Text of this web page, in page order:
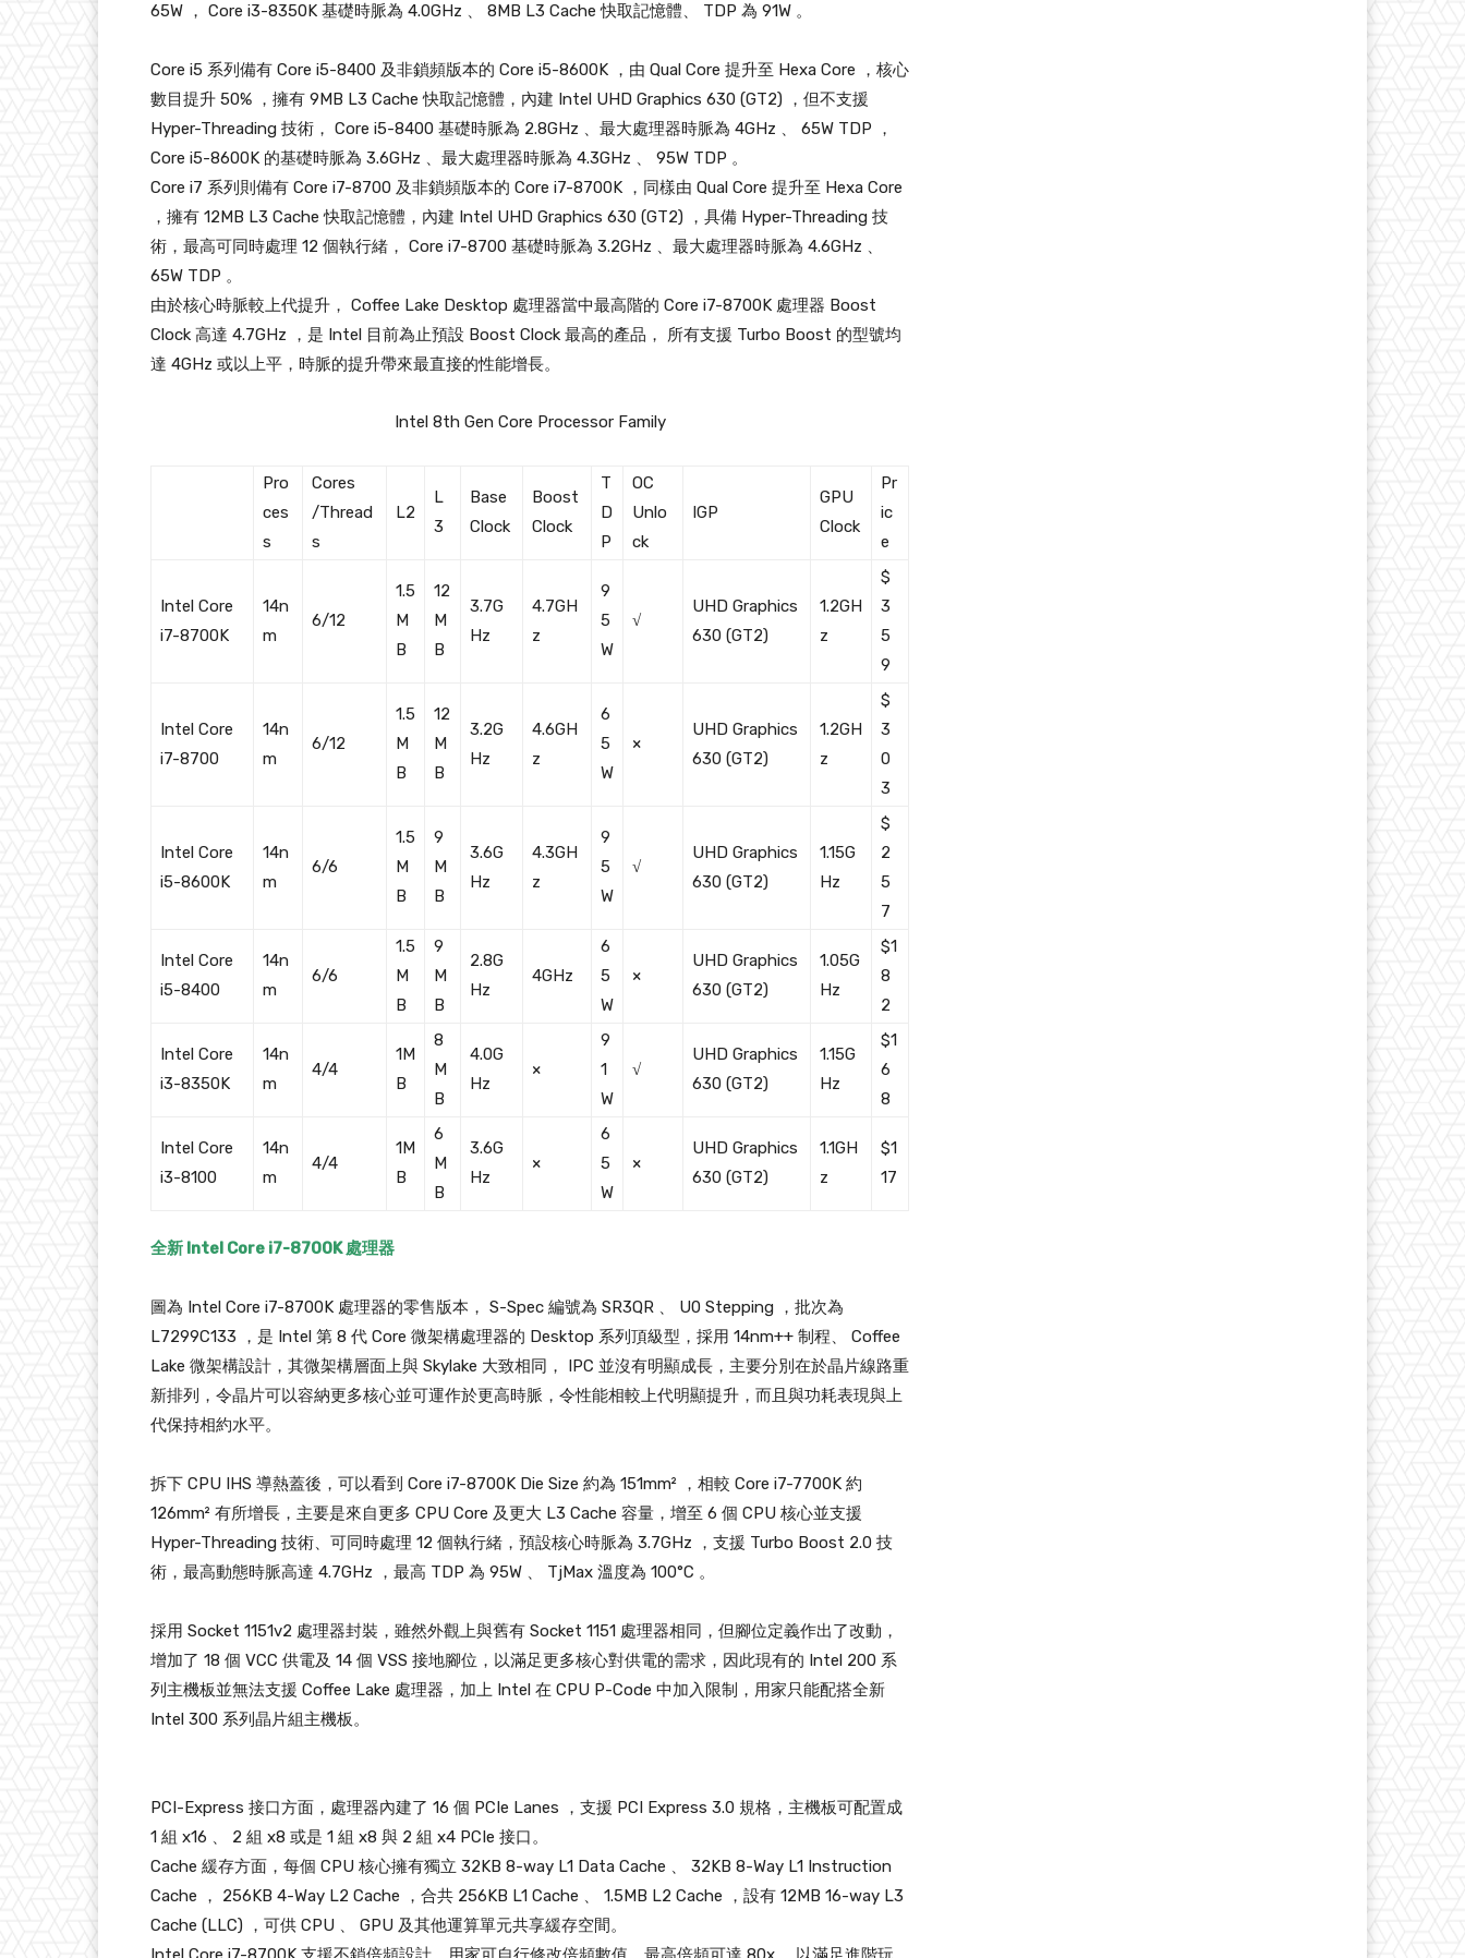
65W ， Core i3-8350K 基礎時脈為 4.0GHz 、 8MB L3 Cache 快取記憶體、 TDP 為 91W 。
Core i5 系列備有 Core i5-8400 及非鎖頻版本的 Core i5-8600K ，由 Qual Core 提升至 Hexa Core ，核心
數目提升 50% ，擁有 9MB L3 Cache 快取記憶體，內建 Intel UHD Graphics 630 (GT2) ，但不支援
Hyper-Threading 技術， Core i5-8400 基礎時脈為 2.8GHz 、最大處理器時脈為 4GHz 、 65W TDP ，
Core i5-8600K 的基礎時脈為 3.6GHz 、最大處理器時脈為 4.3GHz 、 95W TDP 。
Core i7 系列則備有 Core i7-8700 及非鎖頻版本的 Core i7-8700K ，同樣由 Qual Core 提升至 Hexa Core
，擁有 12MB L3 Cache 快取記憶體，內建 Intel UHD Graphics 630 (GT2) ，具備 Hyper-Threading 技
術，最高可同時處理 12 個執行緒， Core i7-8700 基礎時脈為 3.2GHz 、最大處理器時脈為 4.6GHz 、
65W TDP 。
由於核心時脈較上代提升， Coffee Lake Desktop 處理器當中最高階的 Core i7-8700K 處理器 Boost
Clock 高達 4.7GHz ，是 Intel 目前為止預設 Boost Clock 最高的產品， 所有支援 Turbo Boost 的型號均
達 4GHz 或以上平，時脈的提升帶來最直接的性能增長。
Intel 8th Gen Core Processor Family
Pro
ces
s
Cores
/Thread
s
L2
L
3
Base
Clock
Boost
Clock
T
D
P
OC
Unlo
ck
IGP
GPU
Clock
Pr
ic
e
Intel Core
i7-8700K
14n
m
6/12
1.5
M
B
12
M
B
3.7G
Hz
4.7GH
z
9
5
W
√
UHD Graphics
630 (GT2)
1.2GH
z
$
3
5
9
Intel Core
i7-8700
14n
m
6/12
1.5
M
B
12
M
B
3.2G
Hz
4.6GH
z
6
5
W
×
UHD Graphics
630 (GT2)
1.2GH
z
$
3
0
3
Intel Core
i5-8600K
14n
m
6/6
1.5
M
B
9
M
B
3.6G
Hz
4.3GH
z
9
5
W
√
UHD Graphics
630 (GT2)
1.15G
Hz
$
2
5
7
Intel Core
i5-8400
14n
m
6/6
1.5
M
B
9
M
B
2.8G
Hz
4GHz
6
5
W
×
UHD Graphics
630 (GT2)
1.05G
Hz
$1
8
2
Intel Core
i3-8350K
14n
m
4/4
1M
B
8
M
B
4.0G
Hz
×
9
1
W
√
UHD Graphics
630 (GT2)
1.15G
Hz
$1
6
8
Intel Core
i3-8100
14n
m
4/4
1M
B
6
M
B
3.6G
Hz
×
6
5
W
×
UHD Graphics
630 (GT2)
1.1GH
z
$1
17
全新 Intel Core i7-8700K 處理器
圖為 Intel Core i7-8700K 處理器的零售版本， S-Spec 編號為 SR3QR 、 U0 Stepping ，批次為
L7299C133 ，是 Intel 第 8 代 Core 微架構處理器的 Desktop 系列頂級型，採用 14nm++ 制程、 Coffee
Lake 微架構設計，其微架構層面上與 Skylake 大致相同， IPC 並沒有明顯成長，主要分別在於晶片線路重
新排列，令晶片可以容納更多核心並可運作於更高時脈，令性能相較上代明顯提升，而且與功耗表現與上
代保持相約水平。
拆下 CPU IHS 導熱蓋後，可以看到 Core i7-8700K Die Size 約為 151mm² ，相較 Core i7-7700K 約
126mm² 有所增長，主要是來自更多 CPU Core 及更大 L3 Cache 容量，增至 6 個 CPU 核心並支援
Hyper-Threading 技術、可同時處理 12 個執行緒，預設核心時脈為 3.7GHz ，支援 Turbo Boost 2.0 技
術，最高動態時脈高達 4.7GHz ，最高 TDP 為 95W 、 TjMax 溫度為 100°C 。
採用 Socket 1151v2 處理器封裝，雖然外觀上與舊有 Socket 1151 處理器相同，但腳位定義作出了改動，
增加了 18 個 VCC 供電及 14 個 VSS 接地腳位，以滿足更多核心對供電的需求，因此現有的 Intel 200 系
列主機板並無法支援 Coffee Lake 處理器，加上 Intel 在 CPU P-Code 中加入限制，用家只能配搭全新
Intel 300 系列晶片組主機板。
PCI-Express 接口方面，處理器內建了 16 個 PCIe Lanes ，支援 PCI Express 3.0 規格，主機板可配置成
1 組 x16 、 2 組 x8 或是 1 組 x8 與 2 組 x4 PCIe 接口。
Cache 緩存方面，每個 CPU 核心擁有獨立 32KB 8-way L1 Data Cache 、 32KB 8-Way L1 Instruction
Cache ， 256KB 4-Way L2 Cache ，合共 256KB L1 Cache 、 1.5MB L2 Cache ，設有 12MB 16-way L3
Cache (LLC) ，可供 CPU 、 GPU 及其他運算單元共享緩存空間。